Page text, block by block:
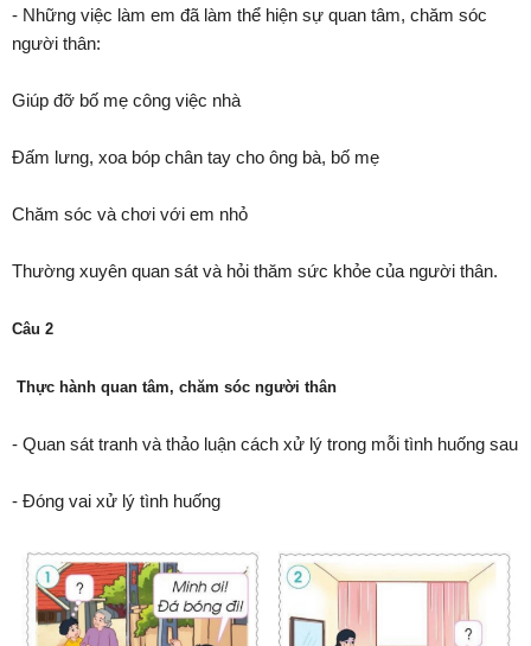
- Những việc làm em đã làm thể hiện sự quan tâm, chăm sóc
người thân:
Giúp đỡ bố mẹ công việc nhà
Đấm lưng, xoa bóp chân tay cho ông bà, bố mẹ
Chăm sóc và chơi với em nhỏ
Thường xuyên quan sát và hỏi thăm sức khỏe của người thân.
Câu 2
Thực hành quan tâm, chăm sóc người thân
- Quan sát tranh và thảo luận cách xử lý trong mỗi tình huống sau
- Đóng vai xử lý tình huống